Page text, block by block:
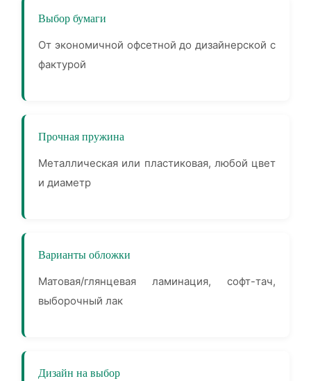
Выбор бумаги
От экономичной офсетной до дизайнерской с
фактурой
Прочная пружина
Металлическая или пластиковая, любой цвет
и диаметр
Варианты обложки
Матовая/глянцевая ламинация, софт-тач,
выборочный лак
Дизайн на выбор